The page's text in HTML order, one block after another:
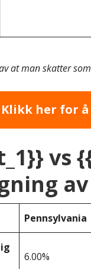
at man skatter
Klikk her for
vs
Pennsylvania
6.00%